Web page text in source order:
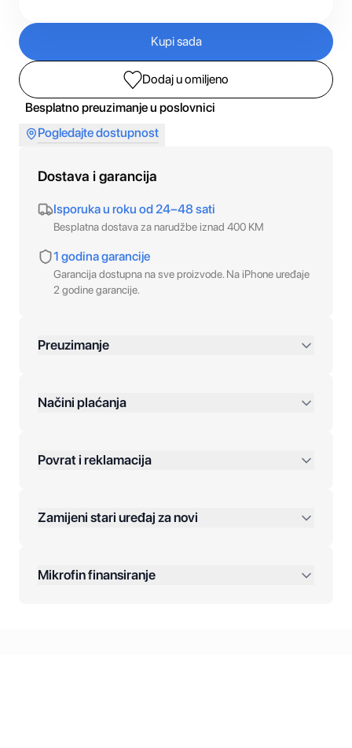
Kupi sada
Dodaj u omiljeno
Besplatno preuzimanje u poslovnici
Pogledajte dostupnost
Dostava i garancija
Isporuka u roku od 24–48 sati
Besplatna dostava za narudžbe iznad 400 KM
1 godina garancije
Garancija dostupna na sve proizvode. Na iPhone uređaje
2 godine garancije.
Preuzimanje
Načini plaćanja
Plaćanje na rate:
Povrat i reklamacija
Zamijeni stari uređaj za novi
Mikrofin finansiranje